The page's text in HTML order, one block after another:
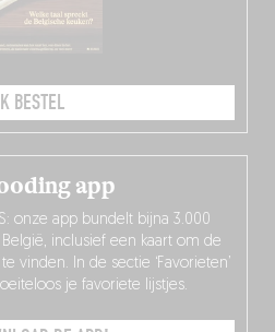
BESTEL
app
onze app bundelt bijna 3.000
inclusief een kaart om de
vinden. In de sectie ‘Favorieten’
je favoriete lijstjes.